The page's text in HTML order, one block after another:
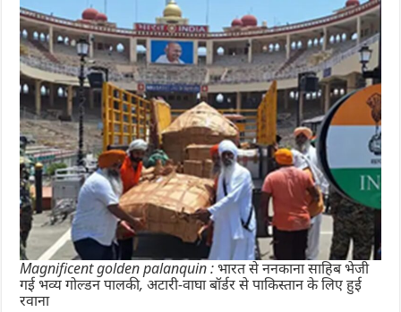
Magnificent golden palanquin : भारत से ननकाना साहिब भेजी
गई भव्य गोल्डन पालकी, अटारी-वाघा बॉर्डर से पाकिस्तान के लिए हुई
रवाना